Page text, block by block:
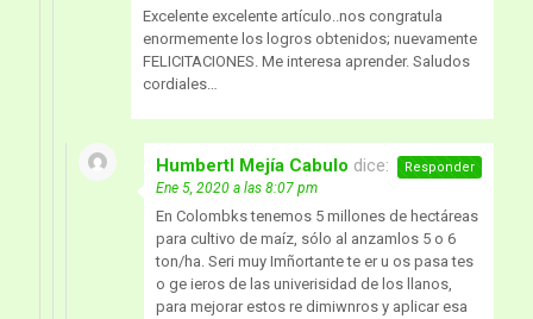
Excelente excelente artículo..nos congratula
enormemente los logros obtenidos; nuevamente
FELICITACIONES. Me interesa aprender. Saludos
cordiales…
Humbertl Mejía Cabulo dice:
Ene 5, 2020 a las 8:07 pm
En Colombks tenemos 5 millones de hectáreas
para cultivo de maíz, sólo al anzamlos 5 o 6
ton/ha. Seri muy Imñortante te er u os pasa tes
o ge ieros de las univerisidad de los llanos,
para mejorar estos re dimiwnros y aplicar esa
Responder